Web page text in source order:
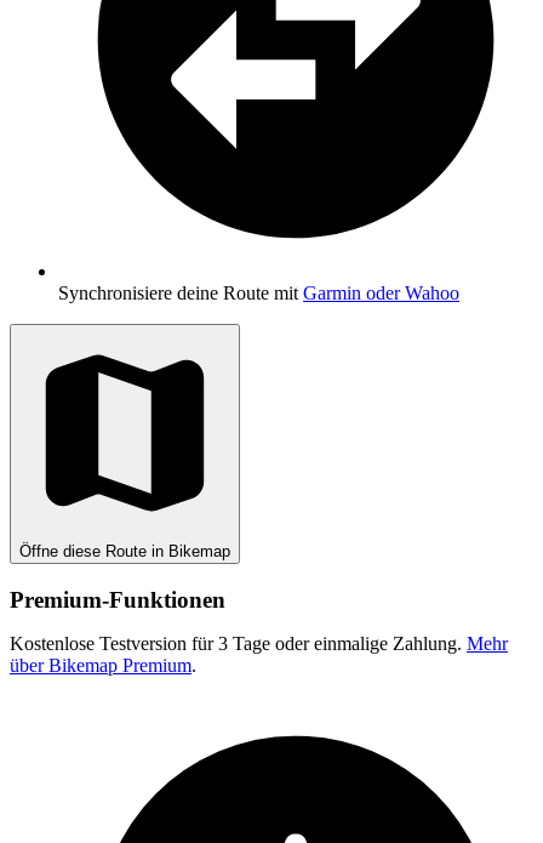
Synchronisiere deine Route mit Garmin oder Wahoo
Öffne diese Route in Bikemap
Premium-Funktionen
Kostenlose Testversion für 3 Tage oder einmalige Zahlung. Mehr
über Bikemap Premium.